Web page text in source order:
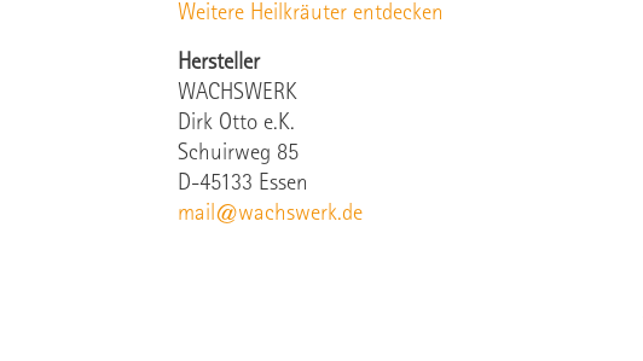
Weitere Heilkräuter entdecken
Hersteller
WACHSWERK
Dirk Otto e.K.
Schuirweg 85
D-45133 Essen
mail@wachswerk.de